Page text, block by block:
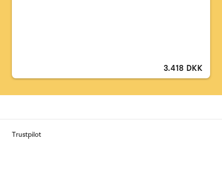
3.418 DKK
Trustpilot